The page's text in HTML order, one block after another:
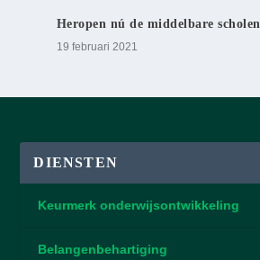
Heropen nú de middelbare scholen
19 februari 2021
DIENSTEN
Keurmerk onderwijsontwikkeling
Belangenbehartiging